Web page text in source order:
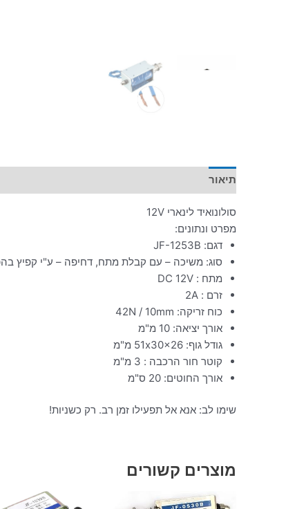
תיאור
סולונואיד לינארי 12V
מפרט ונתונים:
דגם: JF-1253B
סוג: משיכה – עם קבלת מתח, דחיפה – ע"י קפיץ
מתח : DC 12V
זרם : 2A
כוח זריקה: 42N / 10mm
אורך יציאה: 10 מ"מ
גודל גוף: 51x30x26 מ"מ
קוטר חור הרכבה : 3 מ"מ
אורך החוטים: 20 ס"מ
שימו לב: אנא אל תפעילו זמן רב. רק כשניות!
מוצרים קשורים